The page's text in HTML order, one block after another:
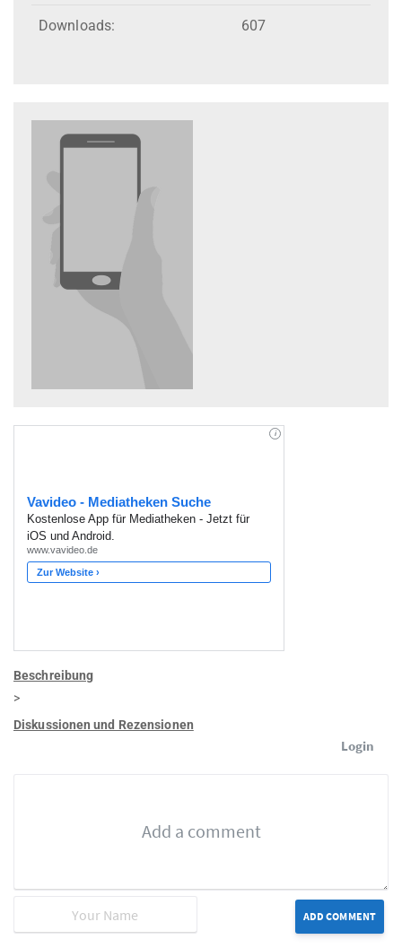
Downloads: 607
Beschreibung
>
Diskussionen und Rezensionen
Login
ADD COMMENT